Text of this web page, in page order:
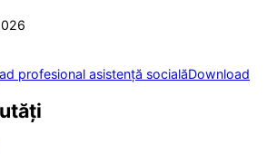
profesional asistență socialăDownload